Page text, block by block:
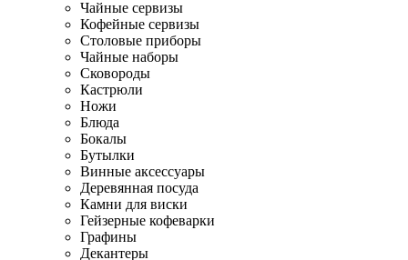
Чайные сервизы
Кофейные сервизы
Столовые приборы
Чайные наборы
Сковороды
Кастрюли
Ножи
Блюда
Бокалы
Бутылки
Винные аксессуары
Деревянная посуда
Камни для виски
Гейзерные кофеварки
Графины
Декантеры